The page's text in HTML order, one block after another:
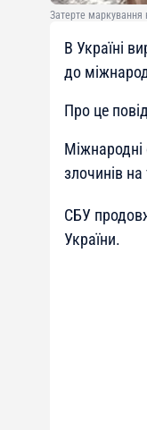
Затерте маркування
В Україні
до
Про це
Міжнародні
злочинів на
СБУ
України.